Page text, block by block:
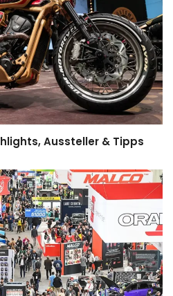
Aussteller & Tipps